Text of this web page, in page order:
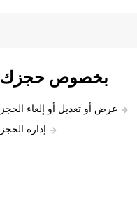
بخصوص حجزك
عرض أو تعديل أو إلغاء الحجز
إدارة الحجز